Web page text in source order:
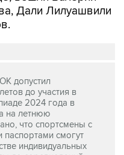
Дали Лилуашвили
допустил
до участия в
2024 года в
на летнюю
что спортсмены с
паспортами смогут
индивидуальных